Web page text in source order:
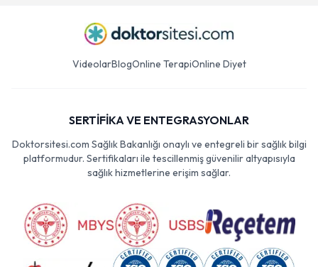
VideolarBlogOnline TerapiOnline Diyet
SERTİFİKA VE ENTEGRASYONLAR
Doktorsitesi.com Sağlık Bakanlığı onaylı ve entegreli bir sağlık bilgi
platformudur. Sertifikaları ile tescillenmiş güvenilir altyapısıyla
sağlık hizmetlerine erişim sağlar.